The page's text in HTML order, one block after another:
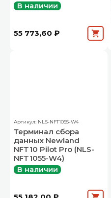
В наличии
55 773,60 ₽
Артикул: NLS-NFT1055-W4
Терминал сбора
данных Newland
NFT10 Pilot Pro (NLS-
NFT1055-W4)
В наличии